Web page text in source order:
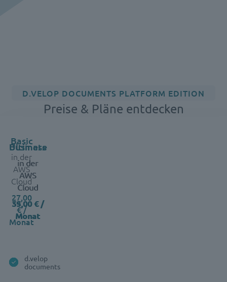
D.VELOP DOCUMENTS PLATFORM EDITION
Preise & Pläne entdecken
Feature
Basic
in der
AWS
Cloud
27,00
€ /
Monat
Business
in der
AWS
Cloud
39,00 € /
Monat
Ultimate
in der
AWS
Cloud
55,00 € /
Monat
d.velop
documents